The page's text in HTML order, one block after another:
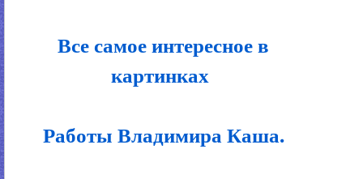
Все самое интересное в
картинках
Работы Владимира Каша.